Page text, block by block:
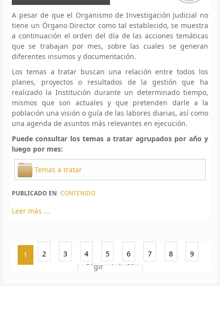
A pesar de que el Organismo de Investigación Judicial no
tiene un Órgano Director como tal establecido, se muestra
a continuación el orden del día de las acciones temáticas
que se trabajan por mes, sobre las cuales se generan
diferentes insumos y documentación.
Los temas a tratar buscan una relación entre todos los
planes, proyectos o resultados de la gestión que ha
realizado la Institución durante un determinado tiempo,
mismos que son actuales y que pretenden darle a la
población una visión o guía de las labores diarias, así como
una agenda de asuntos más relevantes en ejecución.
Puede consultar los temas a tratar agrupados por año y
luego por mes:
Temas a tratar
PUBLICADO EN CONTENIDO
Leer más ...
1 2 3 4 5 6 7 8 9
Página 1 de 22